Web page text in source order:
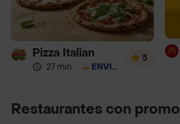
Pizza Italian
27 min · ENVÍO GRATIS
5
Restaurantes con